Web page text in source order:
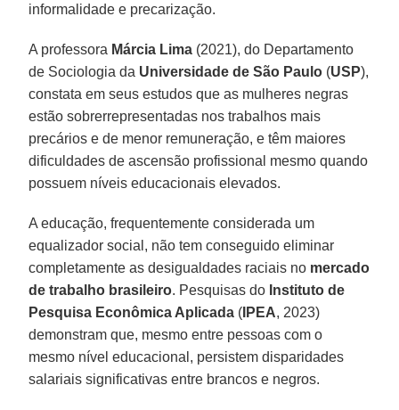
informalidade e precarização.
A professora Márcia Lima (2021), do Departamento
de Sociologia da Universidade de São Paulo (USP),
constata em seus estudos que as mulheres negras
estão sobrerrepresentadas nos trabalhos mais
precários e de menor remuneração, e têm maiores
dificuldades de ascensão profissional mesmo quando
possuem níveis educacionais elevados.
A educação, frequentemente considerada um
equalizador social, não tem conseguido eliminar
completamente as desigualdades raciais no mercado
de trabalho brasileiro. Pesquisas do Instituto de
Pesquisa Econômica Aplicada ( IPEA, 2023)
demonstram que, mesmo entre pessoas com o
mesmo nível educacional, persistem disparidades
salariais significativas entre brancos e negros.